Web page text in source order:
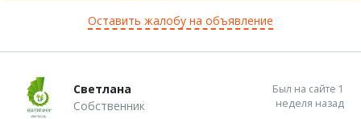
Оставить жалобу на объявление
Светлана
Собственник
Был на сайте 1
неделя назад